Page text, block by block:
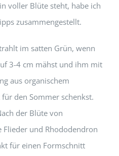
voller Blüte steht, habe ich
zusammengestellt.
im satten Grün, wenn
3-4 cm mähst und ihm mit
aus organischem
den Sommer schenkst.
der Blüte von
und Rhododendron
für einen Formschnitt